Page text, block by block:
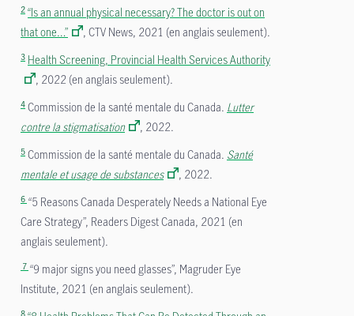
2 “Is an annual physical necessary? The doctor is out on
that one…”
, CTV News, 2021 (en anglais seulement).
3 Health Screening, Provincial Health Services Authority
, 2022 (en anglais seulement).
4 Commission de la santé mentale du Canada. Lutter
contre la stigmatisation
, 2022.
5 Commission de la santé mentale du Canada. Santé
mentale et usage de substances
, 2022.
6 “5 Reasons Canada Desperately Needs a National Eye
Care Strategy”, Readers Digest Canada, 2021 (en
anglais seulement).
7 “9 major signs you need glasses”, Magruder Eye
Institute, 2021 (en anglais seulement).
8